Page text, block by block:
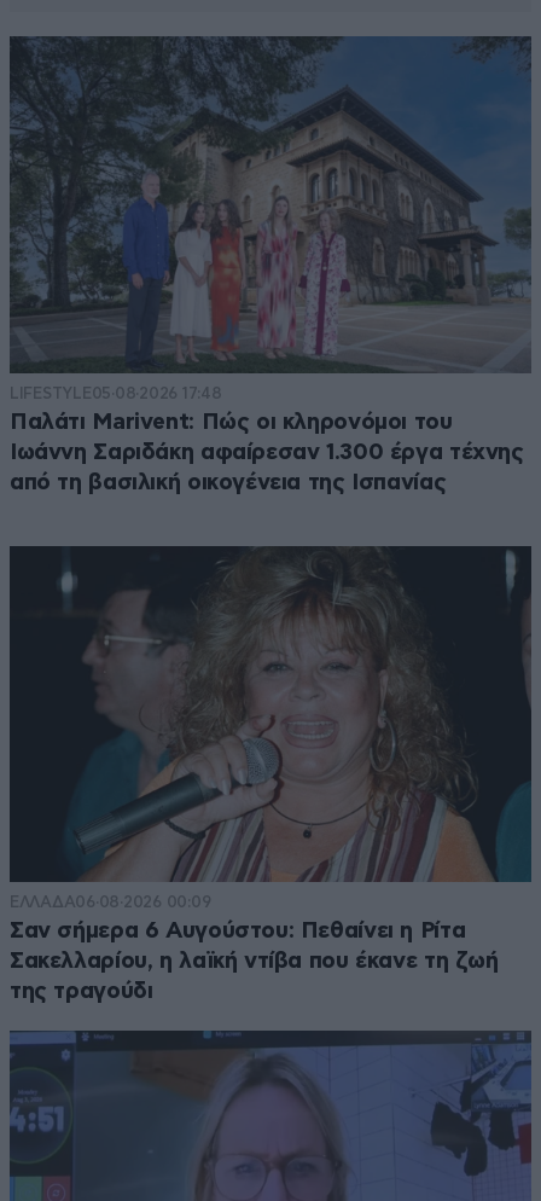
LIFESTYLE05·08·2026 17:48
Παλάτι Marivent: Πώς οι κληρονόμοι του
Ιωάννη Σαριδάκη αφαίρεσαν 1.300 έργα τέχνης
από τη βασιλική οικογένεια της Ισπανίας
ΕΛΛΑΔΑ06·08·2026 00:09
Σαν σήμερα 6 Αυγούστου: Πεθαίνει η Ρίτα
Σακελλαρίου, η λαϊκή ντίβα που έκανε τη ζωή
της τραγούδι